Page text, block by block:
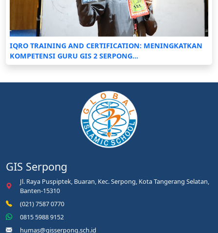
IQRO TRAINING AND CERTIFICATION: MENINGKATKAN
KOMPETENSI GURU GIS 2 SERPONG...
GIS Serpong
Jl. Raya Puspiptek, Buaran, Kec. Serpong, Kota Tangerang Selatan,
Banten-15310
(021) 7587 0770
0815 5988 9152
humas@gisserpong.sch.id